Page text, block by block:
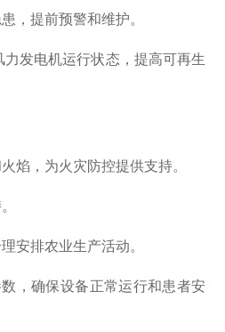
，提前预警和维护。
发电机运行状态，提高可再生
焰，为火灾防控提供支持。
安排农业生产活动。
，确保设备正常运行和患者安